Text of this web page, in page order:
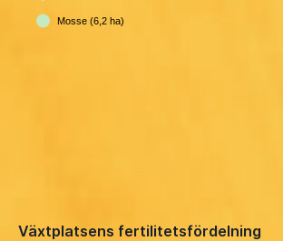
Mosse (6,2 ha)
Växtplatsens fertilitetsfördelning